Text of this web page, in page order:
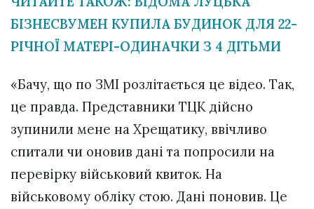
БІЗНЕСВУМЕН КУПИЛА БУДИНОК ДЛЯ 22-
РІЧНОЇ МАТЕРІ-ОДИНАЧКИ З 4 ДІТЬМИ
«Бачу, що по ЗМІ розлітається це відео. Так,
це правда. Представники ТЦК дійсно
зупинили мене на Хрещатику, ввічливо
спитали чи оновив дані та попросили на
перевірку військовий квиток. На
військовому обліку стою. Дані поновив. Це